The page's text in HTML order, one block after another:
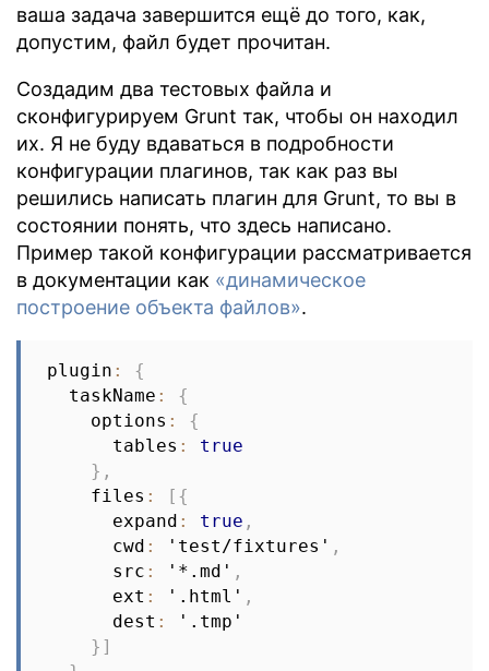
ваша задача завершится ещё до того, как,
допустим, файл будет прочитан.
Создадим два тестовых файла и
сконфигурируем Grunt так, чтобы он находил
их. Я не буду вдаваться в подробности
конфигурации плагинов, так как раз вы
решились написать плагин для Grunt, то вы в
состоянии понять, что здесь написано.
Пример такой конфигурации рассматривается
в документации как «динамическое
построение объекта файлов».
plugin :
{
  taskName
:
{
    options
:
{
      tables
:
true
} ,
    files
: [ {
      expand
: true ,
      cwd
: 'test/fixtures' ,
      src
: '*.md' ,
      ext
: '.html' ,
      dest
:
'.tmp'
} ]